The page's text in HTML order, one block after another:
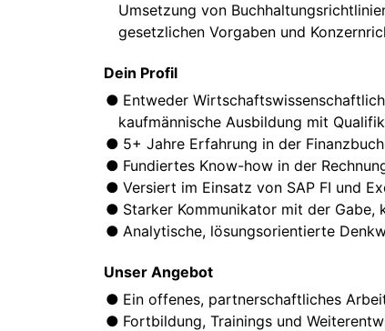
Umsetzung von
gesetzlichen Vorgaben und
Dein Profil
Entweder
kaufmännische Ausbildung mit
5+ Jahre Erfahrung in der
Fundiertes Know-how in der
Versiert im Einsatz von SAP FI und
Starker Kommunikator mit der
Analytische, lösungsorientierte
Unser Angebot
Ein offenes, partnerschaftliches
Fortbildung, Trainings und